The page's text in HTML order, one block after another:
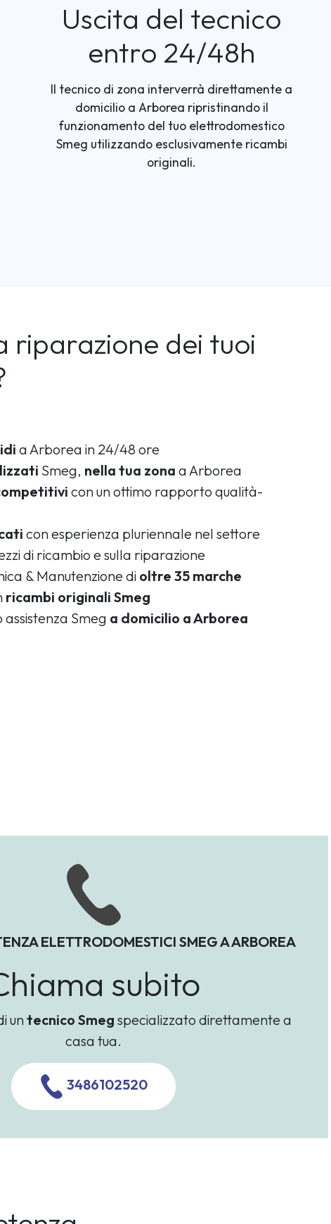
Uscita del tecnico
entro 24/48h
Il tecnico di zona interverrà direttamente a
domicilio a Arborea ripristinando il
funzionamento del tuo elettrodomestico
Smeg utilizzando esclusivamente ricambi
originali.
riparazione dei tuoi
a Arborea in 24/48 ore
Smeg, nella tua zona a Arborea
con un ottimo rapporto qualità-
con esperienza pluriennale nel settore
di ricambio e sulla riparazione
& Manutenzione dioltre 35 marche
ricambi originali Smeg
assistenza Smeg a domicilio a Arborea
ELETTRODOMESTICI SMEG A ARBOREA
subito
untecnico Smeg specializzato direttamente a
casa tua.
3486102520